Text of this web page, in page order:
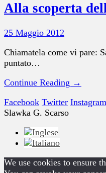
Alla scoperta
25 Maggio 2012
Chiamatela come vi pare:
puntato…
Continue Reading →
Facebook Twitter Instagram
Slawka G. Scarso
We use cookies to ensure